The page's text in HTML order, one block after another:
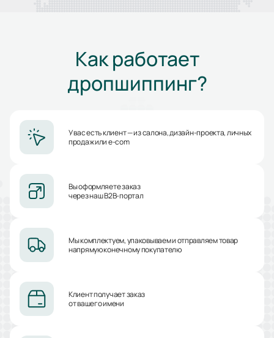
Как работает
дропшиппинг?
У вас есть клиент — из салона, дизайн-проекта, личных
продаж или e-com
Вы оформляете заказ
через наш B2B-портал
Мы комплектуем, упаковываем и отправляем товар
напрямую конечному покупателю
Клиент получает заказ
от вашего имени